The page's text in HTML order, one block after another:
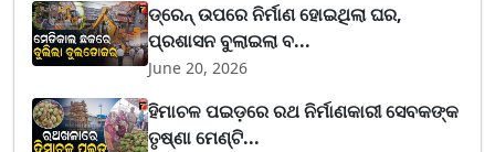
ଡ୍ରେନ୍ ଉପରେ ନିର୍ମାଣ ହୋଇଥିଲା ଘର,
ପ୍ରଶାସନ ବୁଲାଇଲା ବ...
June 20, 2026
ହିମାଚଳ ପଇଡ଼ରେ ରଥ ନିର୍ମାଣକାରୀ ସେବକଙ୍କ
ତୃଷ୍ଣା ମେଣ୍ଟି...